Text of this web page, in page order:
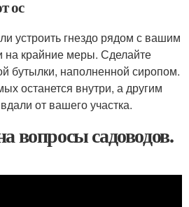
ос
устроить гнездо рядом с вашим
на крайние меры. Сделайте
бутылки, наполненной сиропом.
останется внутри, а другим
от вашего участка.
вопросы садоводов.